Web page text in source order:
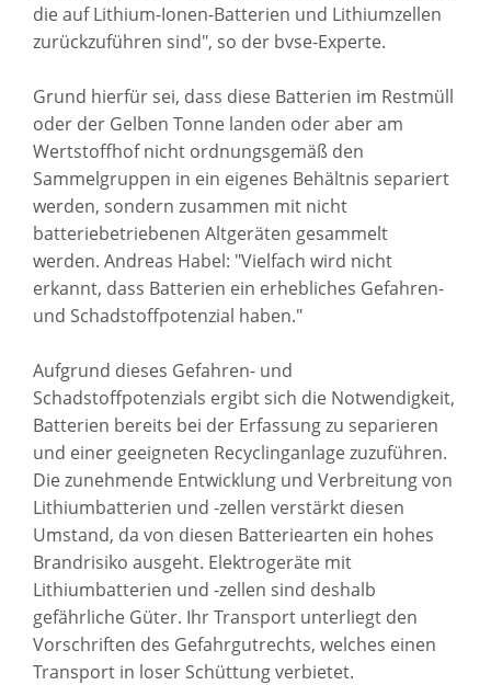
die auf Lithium-Ionen-Batterien und Lithiumzellen
zurückzuführen sind", so der bvse-Experte.
Grund hierfür sei, dass diese Batterien im Restmüll
oder der Gelben Tonne landen oder aber am
Wertstoffhof nicht ordnungsgemäß den
Sammelgruppen in ein eigenes Behältnis separiert
werden, sondern zusammen mit nicht
batteriebetriebenen Altgeräten gesammelt
werden. Andreas Habel: "Vielfach wird nicht
erkannt, dass Batterien ein erhebliches Gefahren-
und Schadstoffpotenzial haben."
Aufgrund dieses Gefahren- und
Schadstoffpotenzials ergibt sich die Notwendigkeit,
Batterien bereits bei der Erfassung zu separieren
und einer geeigneten Recyclinganlage zuzuführen.
Die zunehmende Entwicklung und Verbreitung von
Lithiumbatterien und -zellen verstärkt diesen
Umstand, da von diesen Batteriearten ein hohes
Brandrisiko ausgeht. Elektrogeräte mit
Lithiumbatterien und -zellen sind deshalb
gefährliche Güter. Ihr Transport unterliegt den
Vorschriften des Gefahrgutrechts, welches einen
Transport in loser Schüttung verbietet.